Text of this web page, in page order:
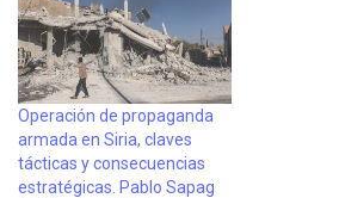
Operación de propaganda
armada en Siria, claves
tácticas y consecuencias
estratégicas. Pablo Sapag